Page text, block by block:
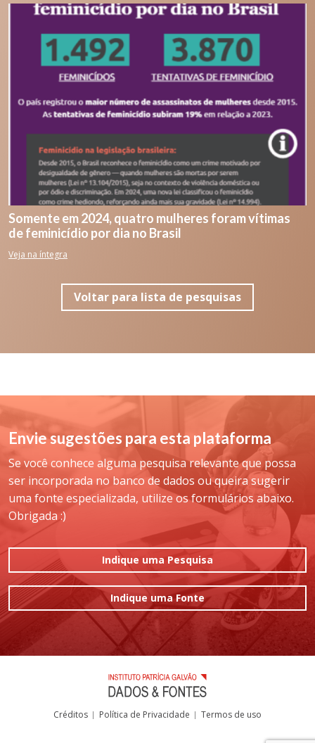
Somente em 2024, quatro mulheres foram vítimas
de feminicídio por dia no Brasil
Veja na íntegra
Voltar para lista de pesquisas
Envie sugestões para esta plataforma
Se você conhece alguma pesquisa relevante que possa
ser incorporada no banco de dados ou queira sugerir
uma fonte especializada, utilize os formulários abaixo.
Obrigada :)
Indique uma Pesquisa
Indique uma Fonte
Créditos Política de Privacidade Termos de uso